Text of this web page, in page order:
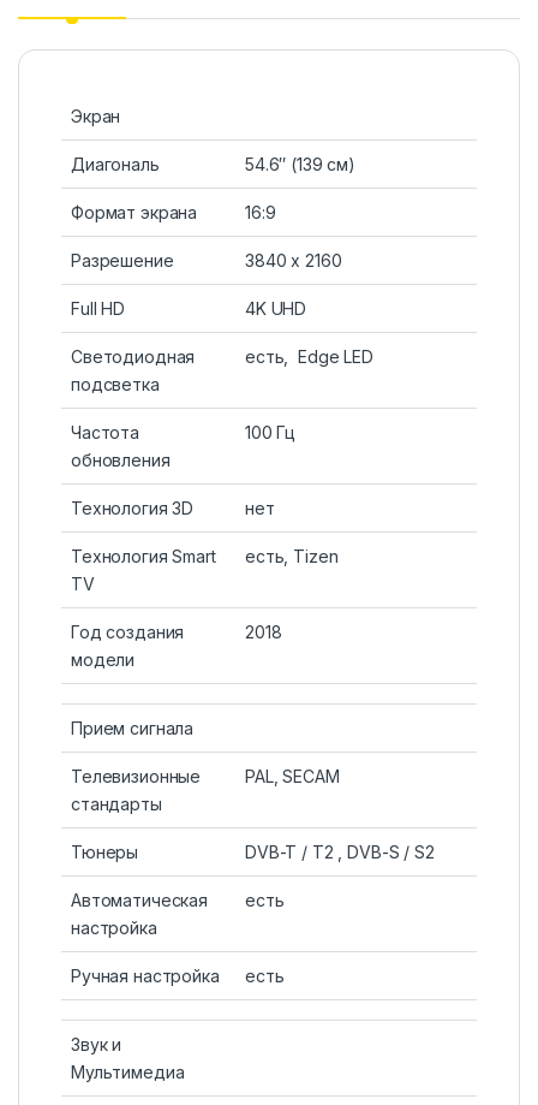
Экран
Диагональ 54.6″ (139 см)
Формат экрана 16:9
Разрешение 3840 х 2160
Full HD 4K UHD
Светодиодная
подсветка
есть, Edge LED
Частота
обновления
100 Гц
Технология 3D нет
Технология Smart
TV
есть, Tizen
Год создания
модели
2018
Прием сигнала
Телевизионные
стандарты
PAL, SECAM
Тюнеры DVB-T / T2 , DVB-S / S2
Автоматическая
настройка
есть
Ручная настройка есть
Звук и
Мультимедиа